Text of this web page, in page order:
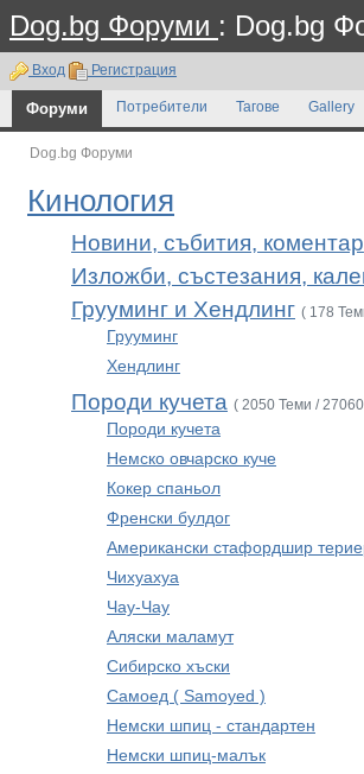
Dog.bg Форуми : Dog.bg
Вход Регистрация
Форуми Потребители Тагове Gallery
Dog.bg Форуми
Кинология
Новини, събития, коментар
Изложби, състезания,
Грууминг и Хендлинг ( 178
Грууминг
Хендлинг
Породи кучета ( 2050 Теми /
Породи кучета
Немско овчарско куче
Кокер спаньол
Френски булдог
Американски стафордшир
Чихуахуа
Чау-Чау
Аляски маламут
Сибирско хъски
Самоед ( Samoyed )
Немски шпиц - стандартен
Немски шпиц-малък